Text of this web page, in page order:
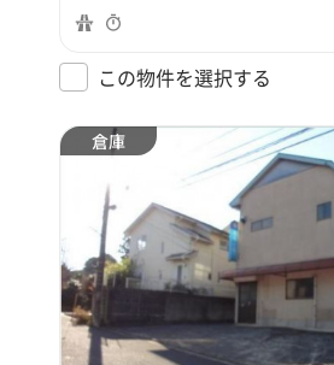
この物件を選択する
倉庫